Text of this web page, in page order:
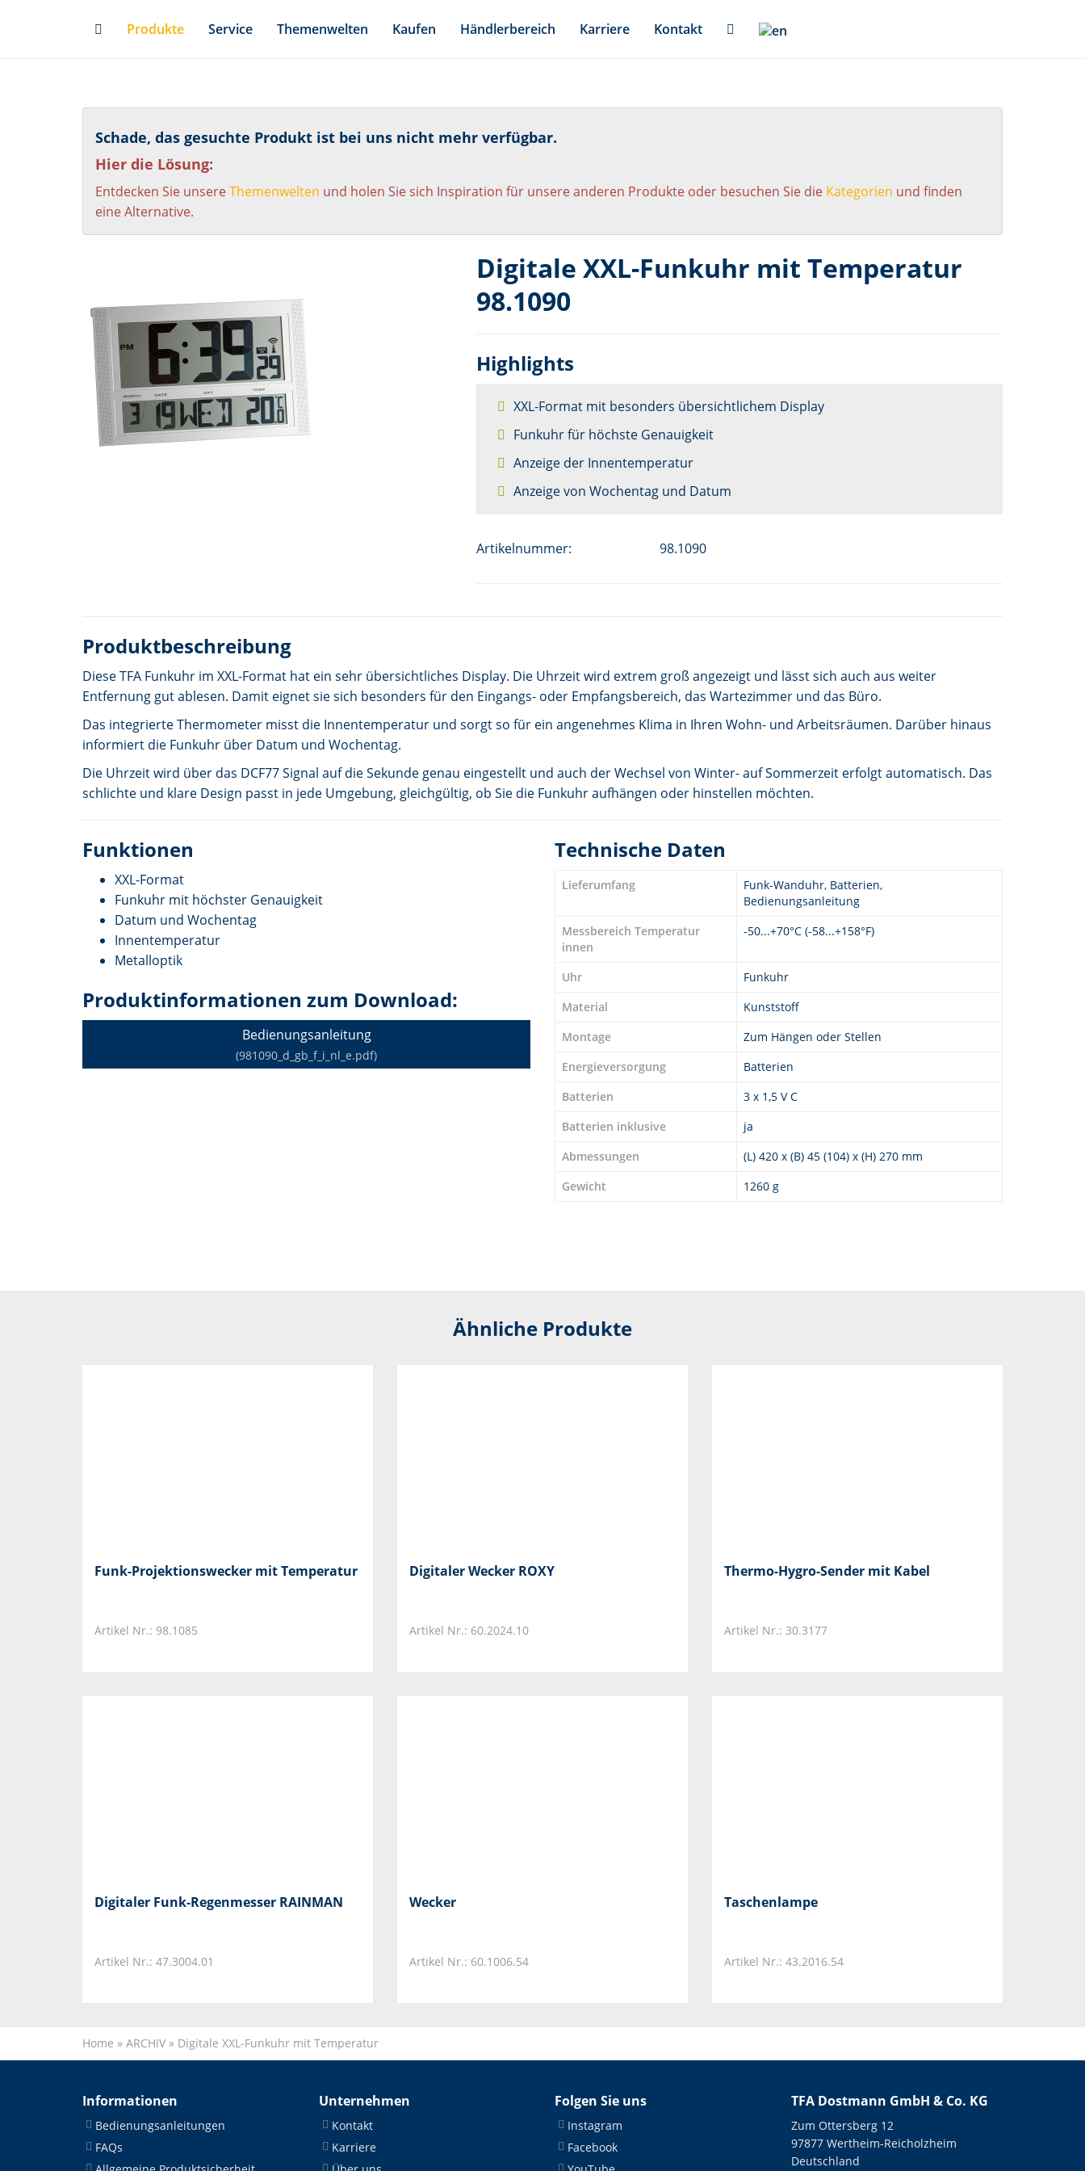
Produkte Service Themenwelten Kaufen Händlerbereich Karriere Kontakt
Schade, das gesuchte Produkt ist bei uns nicht mehr verfügbar.
Hier die Lösung:
Entdecken Sie unsereThemenwelten und holen Sie sich Inspiration für unsere anderen Produkte oder besuchen Sie die Kategorien und finden
eine Alternative.
Digitale XXL-Funkuhr mit Temperatur
98.1090
Highlights
XXL-Format mit besonders übersichtlichem Display
Funkuhr für höchste Genauigkeit
Anzeige der Innentemperatur
Anzeige von Wochentag und Datum
Artikelnummer: 98.1090
Produktbeschreibung
Diese TFA Funkuhr im XXL-Format hat ein sehr übersichtliches Display. Die Uhrzeit wird extrem groß angezeigt und lässt sich auch aus weiter
Entfernung gut ablesen. Damit eignet sie sich besonders für den Eingangs- oder Empfangsbereich, das Wartezimmer und das Büro.
Das integrierte Thermometer misst die Innentemperatur und sorgt so für ein angenehmes Klima in Ihren Wohn- und Arbeitsräumen. Darüber hinaus
informiert die Funkuhr über Datum und Wochentag.
Die Uhrzeit wird über das DCF77 Signal auf die Sekunde genau eingestellt und auch der Wechsel von Winter- auf Sommerzeit erfolgt automatisch. Das
schlichte und klare Design passt in jede Umgebung, gleichgültig, ob Sie die Funkuhr aufhängen oder hinstellen möchten.
Funktionen
XXL-Format
Funkuhr mit höchster Genauigkeit
Datum und Wochentag
Innentemperatur
Metalloptik
Produktinformationen zum Download:
Bedienungsanleitung
(981090_d_gb_f_i_nl_e.pdf)
Technische Daten
Lieferumfang
Funk-Wanduhr, Batterien,
Bedienungsanleitung
Messbereich Temperatur
innen
-50...+70°C (-58...+158°F)
Uhr
Funkuhr
Material
Kunststoff
Montage
Zum Hängen oder Stellen
Energieversorgung
Batterien
Batterien
3 x 1,5 V C
Batterien inklusive
ja
Abmessungen
(L) 420 x (B) 45 (104) x (H) 270 mm
Gewicht
1260 g
Ähnliche Produkte
Funk-Projektionswecker mit Temperatur
Artikel Nr.: 98.1085
Digitaler Wecker ROXY
Artikel Nr.: 60.2024.10
Thermo-Hygro-Sender mit Kabel
Artikel Nr.: 30.3177
Digitaler Funk-Regenmesser RAINMAN
Artikel Nr.: 47.3004.01
Wecker
Artikel Nr.: 60.1006.54
Taschenlampe
Artikel Nr.: 43.2016.54
Home » ARCHIV » Digitale XXL-Funkuhr mit Temperatur
Informationen
Bedienungsanleitungen
FAQs
Unternehmen
Kontakt
Karriere
Folgen Sie uns
Instagram
Facebook
TFA Dostmann GmbH & Co. KG
Zum Ottersberg 12
97877 Wertheim-Reicholzheim
Deutschland